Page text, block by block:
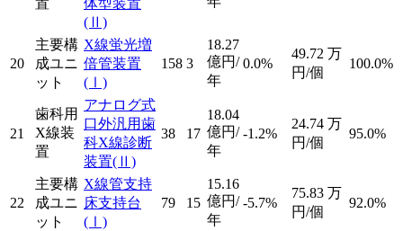
置
体型装置
(Ⅱ)
20
主要構
成ユニ
ット
X線蛍光増
倍管装置
(Ⅰ)
158 3
18.27
億円/
年
0.0%
49.72 万
円/個
100.0%
21
歯科用
X線装
置
アナログ式
口外汎用歯
科X線診断
装置(Ⅱ)
38 17
18.04
億円/
年
-1.2%
24.74 万
円/個
95.0%
22
主要構
成ユニ
ット
X線管支持
床支持台
(Ⅰ)
79 15
15.16
億円/
年
-5.7%
75.83 万
円/個
92.0%